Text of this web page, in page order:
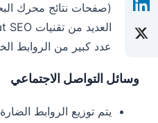
(صفحات نتائج محرك
عدد كبير من الروابط
وسائل التواصل الاجتماعي
يتم توزيع الروابط